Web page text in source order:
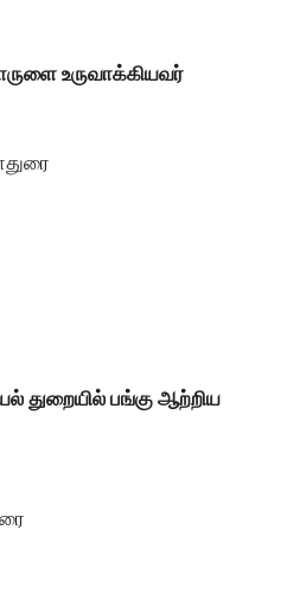
உருவாக்கியவர்
துறையில் பங்கு ஆற்றிய